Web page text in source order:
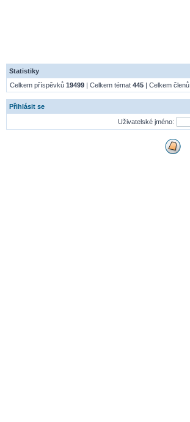
Statistiky
Celkem příspěvků 19499 | Celkem témat 445 | Celkem členů
Přihlásit se
Uživatelské jméno: